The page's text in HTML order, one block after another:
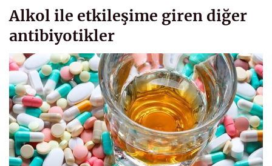
Alkol ile etkileşime giren diğer
antibiyotikler